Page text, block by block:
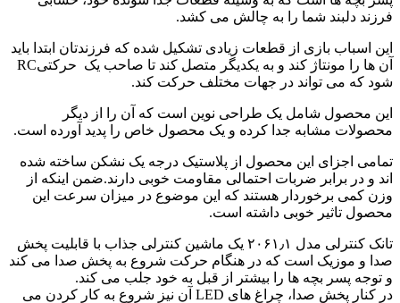
فرزند دلبند شما را به چالش می کشد.
این اسباب بازی از قطعات زیادی تشکیل شده که فرزندتان ابتدا باید
آن ها را مونتاژ کند و به یکدیگر متصل کند تا صاحب یک حرکتیRC
شود که می تواند در جهات مختلف حرکت کند.
این محصول شامل یک طراحی نوین است که آن را از دیگر
محصولات مشابه جدا کرده و یک محصول خاص را پدید آورده است.
تمامی اجزای این محصول از پلاستیک درجه یک نشکن ساخته شده
اند و در برابر ضربات احتمالی مقاومت خوبی دارند.ضمن اینکه از
وزن کمی برخوردار هستند که این موضوع در میزان سرعت این
محصول تاثیر خوبی داشته است.
تانک کنترلی مدل ۲۰۶۱٫۱ یک ماشین کنترلی جذاب با قابلیت پخش
صدا و موزیک است که در هنگام حرکت شروع به پخش صدا می کند
و توجه پسر بچه ها را بیشتر از قبل به خود جلب می کند.
در کنار پخش صدا، چراغ های LED آن نیز شروع به کار کردن می